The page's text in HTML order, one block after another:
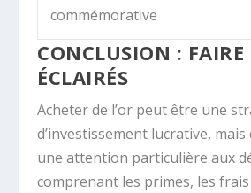
commémorative
CONCLUSION : FAIRE
ÉCLAIRÉS
Acheter de l’or peut être une
d’investissement lucrative,
une attention particulière aux
comprenant les primes, les